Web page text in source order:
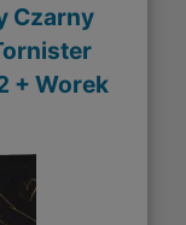
Czarny
+ Worek